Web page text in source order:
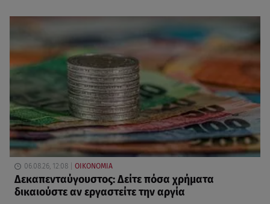
06.08.26, 12:08 ΟΙΚΟΝΟΜΙΑ
Δεκαπενταύγουστος: Δείτε πόσα χρήματα
δικαιούστε αν εργαστείτε την αργία